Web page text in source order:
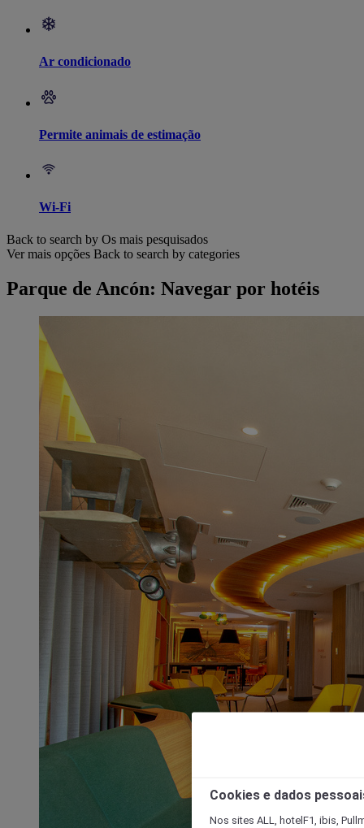
Ar condicionado
Permite animais de estimação
Wi-Fi
Back to search by Os mais pesquisados
Ver mais opções Back to search by categories
Parque de Ancón: Navegar por hotéis
Cookies e dados
Nos sites ALL, hotelF1, ibis,